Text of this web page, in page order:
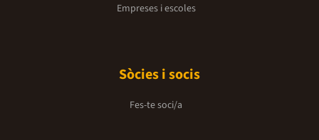
Empreses i escoles
Sòcies i socis
Fes-te soci/a